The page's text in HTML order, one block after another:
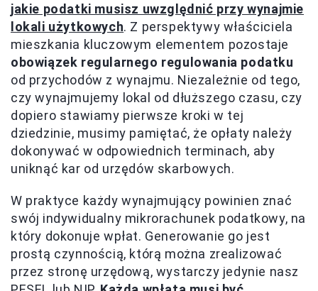
jakie podatki musisz uwzględnić przy wynajmie
lokali użytkowych. Z perspektywy właściciela
mieszkania kluczowym elementem pozostaje
obowiązek regularnego regulowania podatku
od przychodów z wynajmu. Niezależnie od tego,
czy wynajmujemy lokal od dłuższego czasu, czy
dopiero stawiamy pierwsze kroki w tej
dziedzinie, musimy pamiętać, że opłaty należy
dokonywać w odpowiednich terminach, aby
uniknąć kar od urzędów skarbowych.
W praktyce każdy wynajmujący powinien znać
swój indywidualny mikrorachunek podatkowy, na
który dokonuje wpłat. Generowanie go jest
prostą czynnością, którą można zrealizować
przez stronę urzędową, wystarczy jedynie nasz